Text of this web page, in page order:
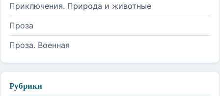
Приключения. Природа и животные
Проза
Проза. Военная
Рубрики